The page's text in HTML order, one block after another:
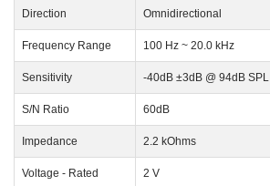
Direction Omnidirectional
Frequency Range 100 Hz ~ 20.0 kHz
Sensitivity -40dB ±3dB @ 94dB SPL
S/N Ratio 60dB
Impedance 2.2 kOhms
Voltage - Rated 2 V